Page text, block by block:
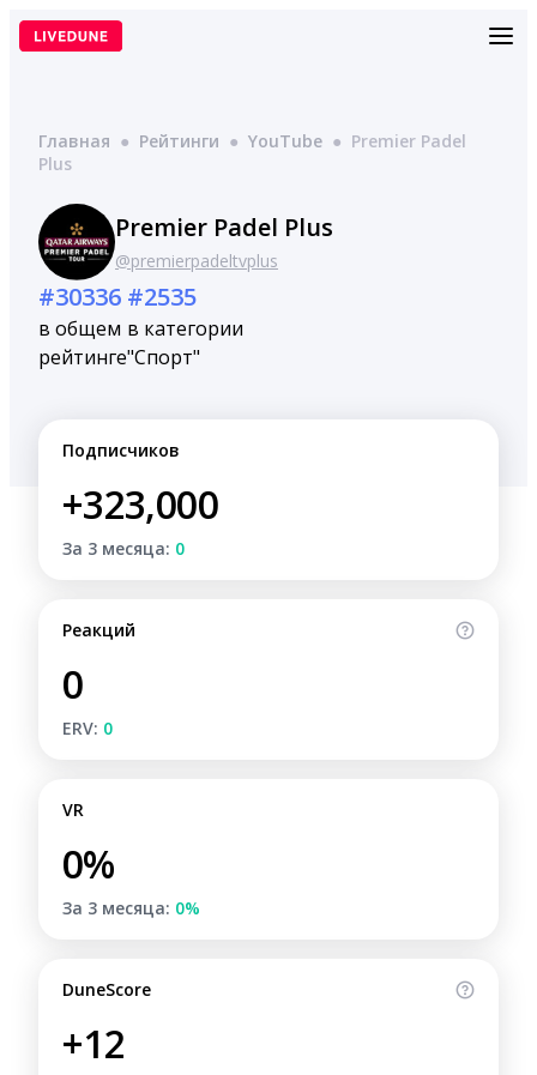
Перейти
Главная ● Рейтинги ● YouTube ● Premier Padel
Plus
Premier Padel Plus
@premierpadeltvplus
#30336
в общем
рейтинге
#2535
в категории
"Спорт"
Подписчиков
+323,000
За 3 месяца: 0
Реакций
0
ERV: 0
VR
0%
За 3 месяца: 0%
DuneScore
+12